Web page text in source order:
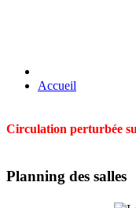
Accueil
Circulation perturbée
Planning des salles